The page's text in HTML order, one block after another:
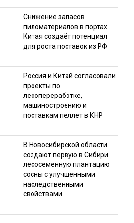
Снижение запасов
пиломатериалов в портах
Китая создаёт потенциал
для роста поставок из РФ
Россия и Китай согласовали
проекты по
лесопереработке,
машиностроению и
поставкам пеллет в КНР
В Новосибирской области
создают первую в Сибири
лесосеменную плантацию
сосны с улучшенными
наследственными
свойствами